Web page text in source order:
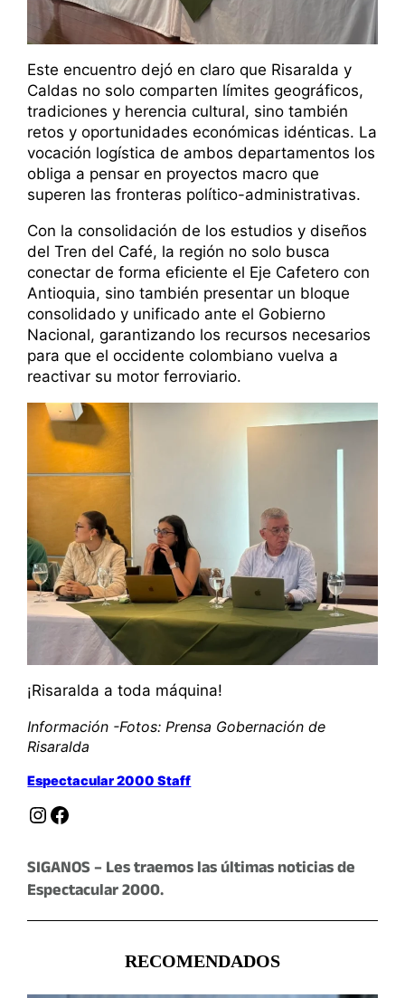
Este encuentro dejó en claro que Risaralda y
Caldas no solo comparten límites geográficos,
tradiciones y herencia cultural, sino también
retos y oportunidades económicas idénticas. La
vocación logística de ambos departamentos los
obliga a pensar en proyectos macro que
superen las fronteras político-administrativas.
Con la consolidación de los estudios y diseños
del Tren del Café, la región no solo busca
conectar de forma eficiente el Eje Cafetero con
Antioquia, sino también presentar un bloque
consolidado y unificado ante el Gobierno
Nacional, garantizando los recursos necesarios
para que el occidente colombiano vuelva a
reactivar su motor ferroviario.
¡Risaralda a toda máquina!
Información -Fotos: Prensa Gobernación de
Risaralda
Espectacular 2000 Staff
Instagram Facebook
SIGANOS – Les traemos las últimas noticias de
Espectacular 2000.
RECOMENDADOS